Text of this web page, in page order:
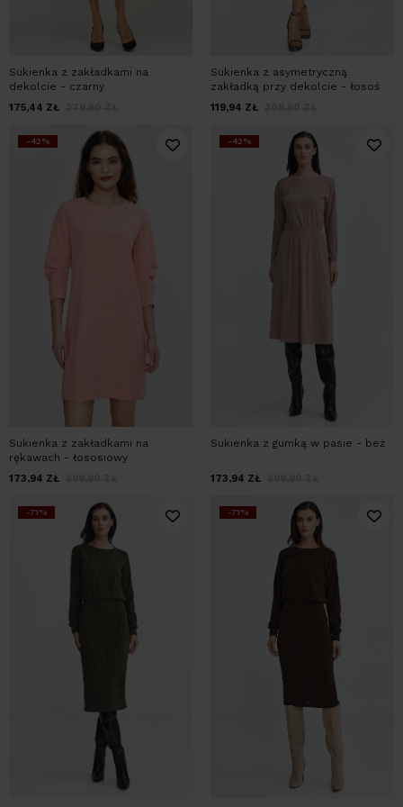
Sukienka z zakładkami na
dekolcie - czarny
175,44 ZŁ
Sukienka z asymetryczną
zakładką przy dekolcie - łosoś
119,94 ZŁ
-42%
Sukienka z zakładkami na
rękawach - łososiowy
173,94 ZŁ
-42%
Sukienka z gumką w pasie - beż
173,94 ZŁ
-71% -71%